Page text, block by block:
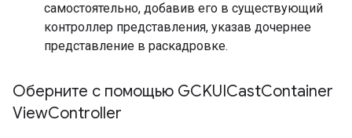
самостоятельно, добавив его в существующий
контроллер представления, указав дочернее
представление в раскадровке.
Оберните с помощью GCKUICastContainer
ViewController